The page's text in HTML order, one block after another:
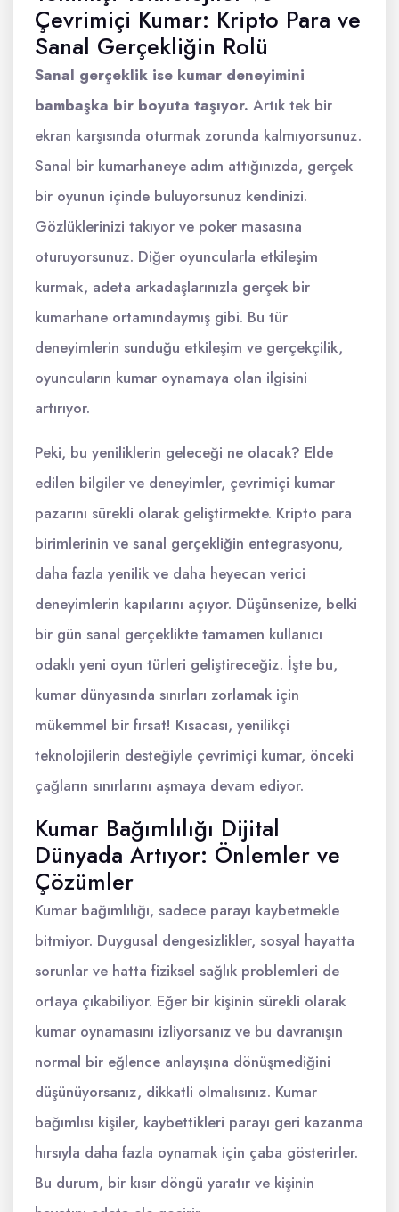
Çevrimiçi Kumar: Kripto Para ve
Sanal Gerçekliğin Rolü
Sanal gerçeklik ise kumar deneyimini
bambaşka bir boyuta taşıyor. Artık tek bir
ekran karşısında oturmak zorunda kalmıyorsunuz.
Sanal bir kumarhaneye adım attığınızda, gerçek
bir oyunun içinde buluyorsunuz kendinizi.
Gözlüklerinizi takıyor ve poker masasına
oturuyorsunuz. Diğer oyuncularla etkileşim
kurmak, adeta arkadaşlarınızla gerçek bir
kumarhane ortamındaymış gibi. Bu tür
deneyimlerin sunduğu etkileşim ve gerçekçilik,
oyuncuların kumar oynamaya olan ilgisini
artırıyor.
Peki, bu yeniliklerin geleceği ne olacak? Elde
edilen bilgiler ve deneyimler, çevrimiçi kumar
pazarını sürekli olarak geliştirmekte. Kripto para
birimlerinin ve sanal gerçekliğin entegrasyonu,
daha fazla yenilik ve daha heyecan verici
deneyimlerin kapılarını açıyor. Düşünsenize, belki
bir gün sanal gerçeklikte tamamen kullanıcı
odaklı yeni oyun türleri geliştireceğiz. İşte bu,
kumar dünyasında sınırları zorlamak için
mükemmel bir fırsat! Kısacası, yenilikçi
teknolojilerin desteğiyle çevrimiçi kumar, önceki
çağların sınırlarını aşmaya devam ediyor.
Kumar Bağımlılığı Dijital
Dünyada Artıyor: Önlemler ve
Çözümler
Kumar bağımlılığı, sadece parayı kaybetmekle
bitmiyor. Duygusal dengesizlikler, sosyal hayatta
sorunlar ve hatta fiziksel sağlık problemleri de
ortaya çıkabiliyor. Eğer bir kişinin sürekli olarak
kumar oynamasını izliyorsanız ve bu davranışın
normal bir eğlence anlayışına dönüşmediğini
düşünüyorsanız, dikkatli olmalısınız. Kumar
bağımlısı kişiler, kaybettikleri parayı geri kazanma
hırsıyla daha fazla oynamak için çaba gösterirler.
Bu durum, bir kısır döngü yaratır ve kişinin